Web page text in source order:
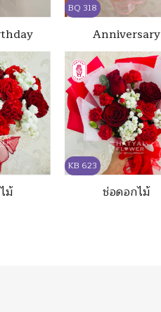
BQ 318
Anniversary
ม้
KB 623
ช่อดอกไม้